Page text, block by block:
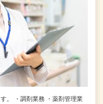
。 ・調剤業務 ・薬剤管理業